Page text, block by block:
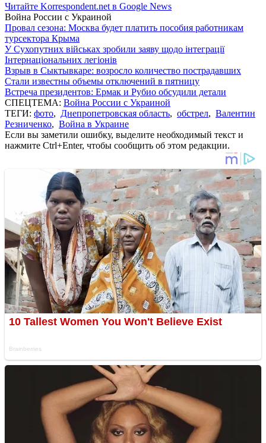
Читайте Korrespondent.net в Google News
Война России с Украиной
Провал сезона: Москва будет платить пособия работникам
турсектора Крыма
У Сухопутних військах зробили заяву щодо інтеграції
Інтернаціональних легіонів
Взрыв в Сыктывкаре: возросло количество пострадавших
Стали известны объемы отключений в пятницу
Встреча президентов: Ермак и Рубио обсудили детали
СПЕЦТЕМА: Война России с Украиной
ТЕГИ: фото, Днепропетровская область, обстрел, Валентин
Резниченко, Война в Украине
Если вы заметили ошибку, выделите необходимый текст и
нажмите Ctrl+Enter, чтобы сообщить об этом редакции.